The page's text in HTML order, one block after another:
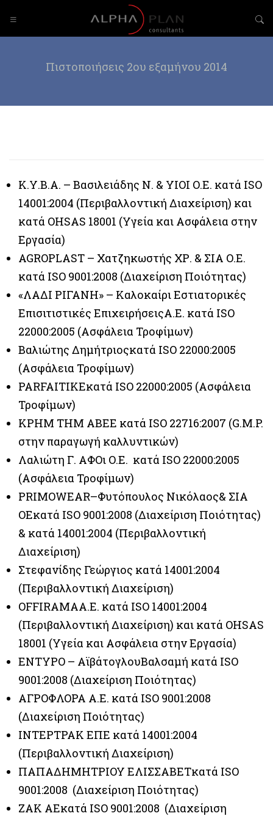
Πιστοποιήσεις 2ου εξαμήνου 2014
Κ.Υ.Β.Α. – Βασιλειάδης Ν. & ΥΙΟΙ Ο.Ε. κατά ISO
14001:2004 (Περιβαλλοντική Διαχείριση) και
κατά OHSAS 18001 (Υγεία και Ασφάλεια στην
Εργασία)
AGROPLAST – Χατζηκωστής ΧΡ. & ΣΙΑ Ο.Ε.
κατά ISO 9001:2008 (Διαχείριση Ποιότητας)
«ΛΑΔΙ ΡΙΓΑΝΗ» – Καλοκαίρι Εστιατορικές
Επισιτιστικές ΕπιχειρήσειςΑ.Ε. κατά ISO
22000:2005 (Ασφάλεια Τροφίμων)
Βαλιώτης Δημήτριοςκατά ISO 22000:2005
(Ασφάλεια Τροφίμων)
PARFAITIKEκατά ISO 22000:2005 (Ασφάλεια
Τροφίμων)
ΚΡΗΜ ΤΗΜ ΑΒΕΕ κατά ISO 22716:2007 (G.M.P.
στην παραγωγή καλλυντικών)
Λαλιώτη Γ. ΑΦΟι Ο.Ε. κατά ISO 22000:2005
(Ασφάλεια Τροφίμων)
PRIMOWEAR–Φυτόπουλος Νικόλαος& ΣΙΑ
ΟΕκατά ISO 9001:2008 (Διαχείριση Ποιότητας)
& κατά 14001:2004 (Περιβαλλοντική
Διαχείριση)
Στεφανίδης Γεώργιος κατά 14001:2004
(Περιβαλλοντική Διαχείριση)
OFFIRAMAA.E. κατά ISO 14001:2004
(Περιβαλλοντική Διαχείριση) και κατά OHSAS
18001 (Υγεία και Ασφάλεια στην Εργασία)
ENTYPO – ΑϊβάτογλουΒαλσαμή κατά ISO
9001:2008 (Διαχείριση Ποιότητας)
ΑΓΡΟΦΛΟΡΑ Α.Ε. κατά ISO 9001:2008
(Διαχείριση Ποιότητας)
INTEΡΤΡΑΚ ΕΠΕ κατά 14001:2004
(Περιβαλλοντική Διαχείριση)
ΠΑΠΑΔΗΜΗΤΡΙΟΥ ΕΛΙΣΣΑΒΕΤκατά ISO
9001:2008 (Διαχείριση Ποιότητας)
ΖΑΚ ΑΕκατά ISO 9001:2008 (Διαχείριση